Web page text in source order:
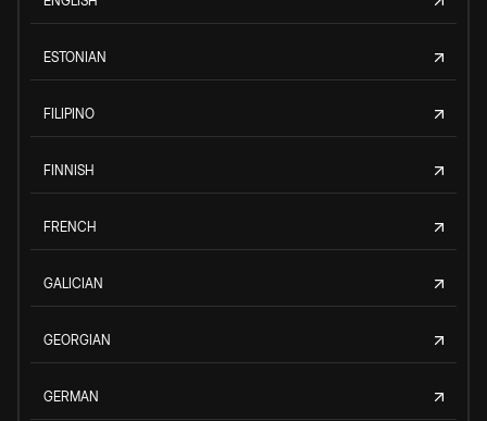
ESTONIAN
FILIPINO
FINNISH
FRENCH
GALICIAN
GEORGIAN
GERMAN